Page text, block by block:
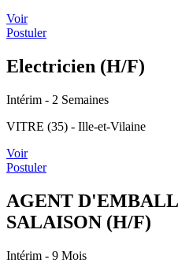
Voir
Postuler
Electricien (H/F)
Intérim - 2 Semaines
VITRE (35) - Ille-et-Vilaine
Voir
Postuler
AGENT
SALAISON (H/F)
Intérim - 9 Mois